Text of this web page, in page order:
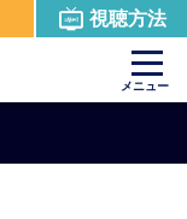
視聴方法
メニュー